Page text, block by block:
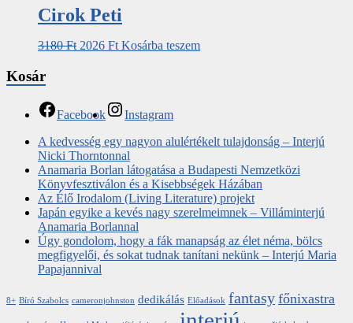
Cirok Peti
3180Ft 2026 Ft Kosárba teszem
Kosár
Facebook
Instagram
A kedvesség egy nagyon alulértékelt tulajdonság – Interjú
Nicki Thorntonnal
Anamaria Borlan látogatása a Budapesti Nemzetközi
Könyvfesztiválon és a Kisebbségek Házában
Az Élő Irodalom (Living Literature) projekt
Japán egyike a kevés nagy szerelmeimnek – Villáminterjú
Anamaria Borlannal
Úgy gondolom, hogy a fák manapság az élet néma, bölcs
megfigyelői, és sokat tudnak tanítani nekünk – Interjú Maria
Papajannival
8+ Bíró Szabolcs cameronjohnston dedikálás Előadások fantasy főnixastra